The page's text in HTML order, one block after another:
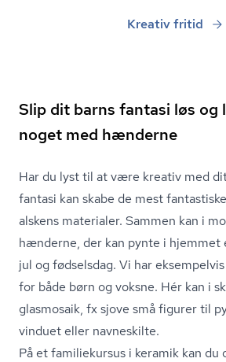
Kreativ fritid
Slip dit barns fantasi løs og
noget med hænderne
Har du lyst til at være kreativ med
fantasi kan skabe de mest
alskens materialer. Sammen kan i
hænderne, der kan pynte i hjemmet
jul og fødselsdag. Vi har
for både børn og voksne. Hér kan i
glasmosaik, fx sjove små figurer til
vinduet eller navneskilte.
På et familiekursus i keramik kan